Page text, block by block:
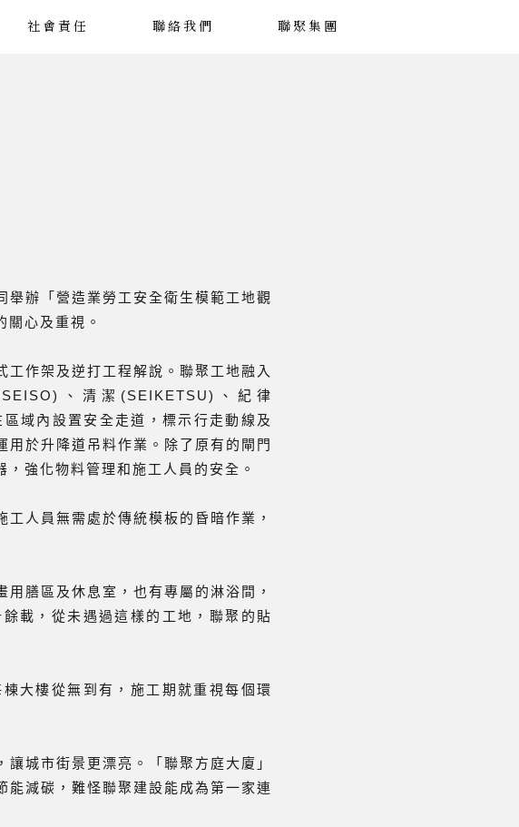
社會責任 聯絡我們 聯聚集團
辦「營造業勞工安全衛生模範工地觀
心及重視。
作架及逆打工程解說。聯聚工地融入
、清潔(SEIKETSU)、紀律
域內設置安全走道，標示行走動線及
於升降道吊料作業。除了原有的閘門
強化物料管理和施工人員的安全。
人員無需處於傳統模板的昏暗作業，
膳區及休息室，也有專屬的淋浴間，
載，從未遇過這樣的工地，聯聚的貼
大樓從無到有，施工期就重視每個環
城市街景更漂亮。「聯聚方庭大廈」
減碳，難怪聯聚建設能成為第一家連